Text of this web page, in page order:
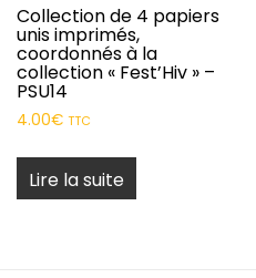
Collection de 4 papiers
unis imprimés,
coordonnés à la
collection « Fest’Hiv » –
PSU14
4.00€ TTC
Lire la suite